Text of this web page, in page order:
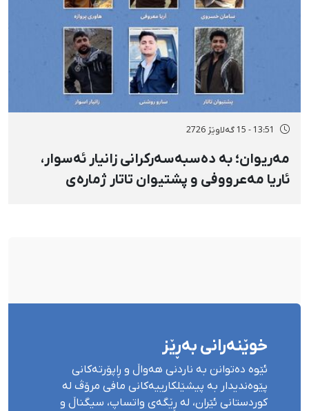
13:51 - 15 گەلاوێژ 2726
مەریوان؛ بە دەسبەسەرکرانی زانیار ئەسوار،
ئاریا مەعرووفی و پشتیوان تاتار ژمارەی
خوێنەرانی بەڕێز
ئێوە دەتوانن بە ناردنی هەواڵ و ڕاپۆرتەکانی
پێوەندیدار بە پیشێلکارییەکانی مافی مرۆڤ لە
کوردستانی ئێران، لە ڕێگەی واتساپ، سیگناڵ و